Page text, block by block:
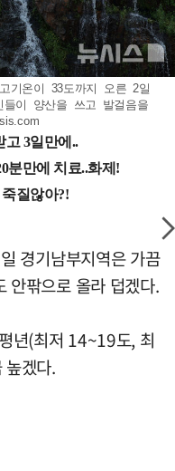
기온이 33도까지 오른 2일
이 양산을 쓰고 발걸음을
경기남부지역은 가끔
안팎으로 올라 덥겠다.
년(최저 14~19도, 최
겠다.